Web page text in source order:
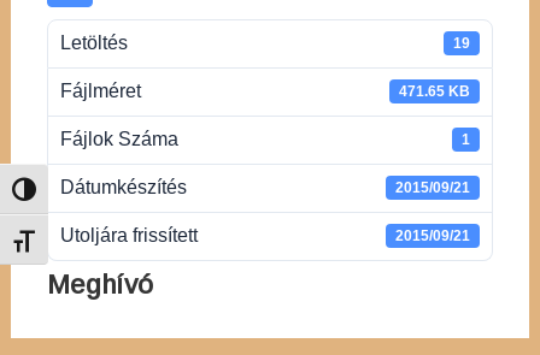
Nagy kontraszt váltása
Betűméret váltása
Letöltés 19
Fájlméret 471.65 KB
Fájlok Száma 1
Dátumkészítés 2015/09/21
Utoljára frissített 2015/09/21
Meghívó